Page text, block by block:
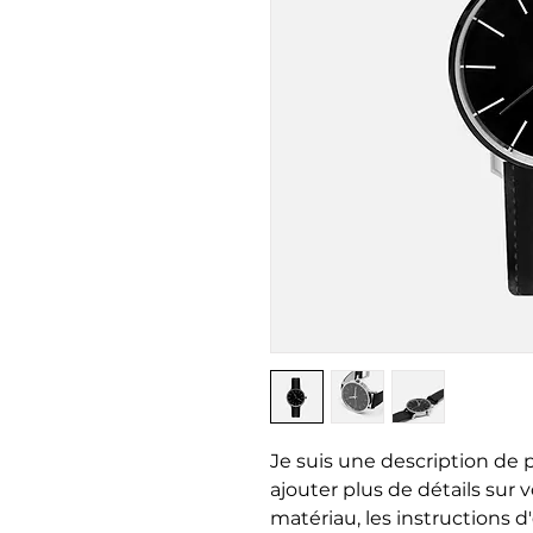
Je suis une description de
ajouter plus de détails sur
matériau, les instructions